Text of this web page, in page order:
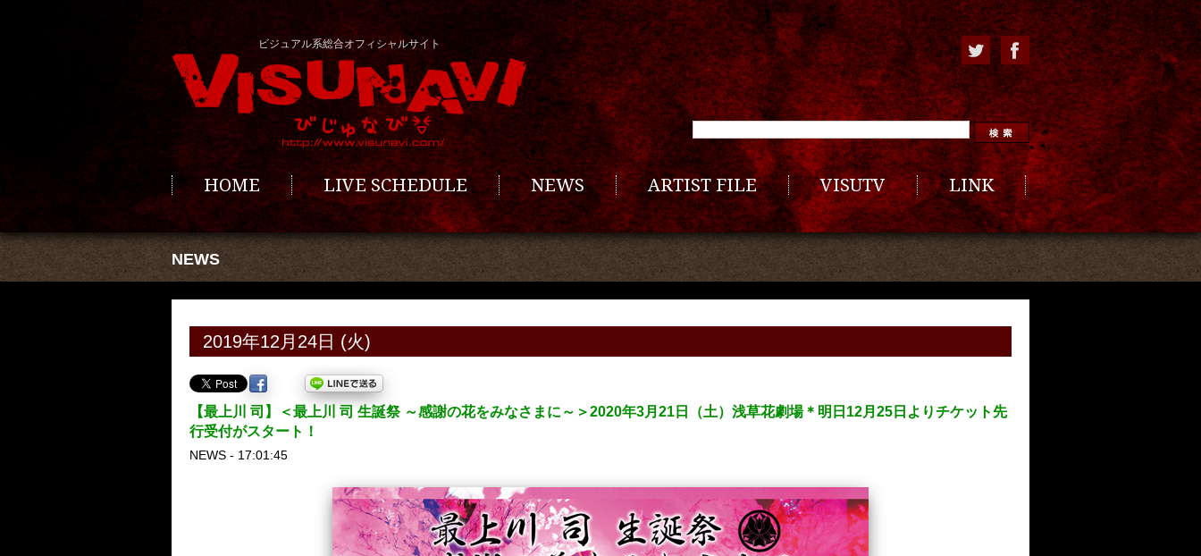
ビジュアル系総合オフィシャルサイト
HOME LIVE SCHEDULE NEWS ARTIST FILE VISUTV LINK
NEWS
2019年12月24日 (火)
【最上川 司】＜最上川 司 生誕祭 ～感謝の花をみなさまに～＞2020年3月21日（土）浅草花劇場＊明日12月25日よりチケット先
行受付がスタート！
NEWS - 17:01:45